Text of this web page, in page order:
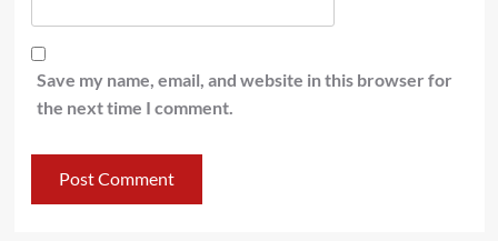
Save my name, email, and website in this browser for
the next time I comment.